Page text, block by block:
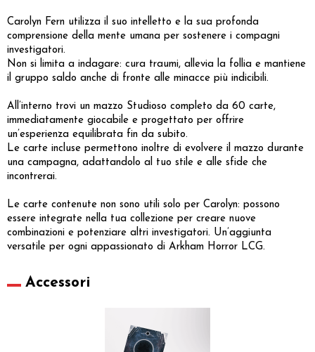
Carolyn Fern utilizza il suo intelletto e la sua profonda
comprensione della mente umana per sostenere i compagni
investigatori.
Non si limita a indagare: cura traumi, allevia la follia e mantiene
il gruppo saldo anche di fronte alle minacce più indicibili.
All’interno trovi un mazzo Studioso completo da 60 carte,
immediatamente giocabile e progettato per offrire
un’esperienza equilibrata fin da subito.
Le carte incluse permettono inoltre di evolvere il mazzo durante
una campagna, adattandolo al tuo stile e alle sfide che
incontrerai.
Le carte contenute non sono utili solo per Carolyn: possono
essere integrate nella tua collezione per creare nuove
combinazioni e potenziare altri investigatori. Un’aggiunta
versatile per ogni appassionato di Arkham Horror LCG.
Accessori